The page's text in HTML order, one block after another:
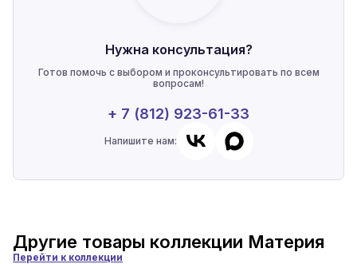
Нужна консультация?
Готов помочь с выбором и проконсультировать по всем
вопросам!
+ 7 (812) 923-61-33
Напишите нам:
Другие товары коллекции Материя
Перейти к коллекции